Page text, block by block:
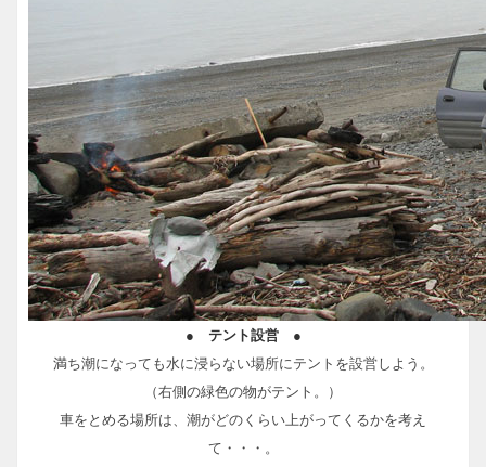
● テント設営 ●
満ち潮になっても水に浸らない場所にテントを設営しよう。
（右側の緑色の物がテント。）
車をとめる場所は、潮がどのくらい上がってくるかを考え
て・・・。